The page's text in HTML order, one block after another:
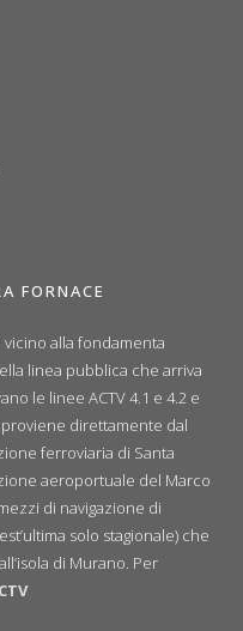
FORNACE
alla fondamenta
linea pubblica che arriva
le linee ACTV 4.1 e 4.2 e
direttamente dal
ferroviaria di Santa
aeroportuale del Marco
di navigazione di
solo stagionale) che
di Murano. Per